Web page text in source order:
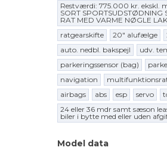
Restværdi: 775.000 kr. ekskl.
SORT SPORTSUDSTØDNING
RAT MED VARME NØGLE
ratgearskifte
20" alufælge
auto. nedbl. bakspejl
udv.
parkeringssensor (bag)
navigation
airbags
abs esp servo
24 eller 36 mdr samt sæson
biler i bytte med eller uden
Model data